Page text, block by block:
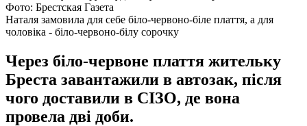
Фото: Брестская Газета
Наталя замовила для себе біло-червоно-біле плаття, а для
чоловіка - біло-червоно-білу сорочку
Через біло-червоне плаття жительку
Бреста завантажили в автозак, після
чого доставили в СІЗО, де вона
провела дві доби.